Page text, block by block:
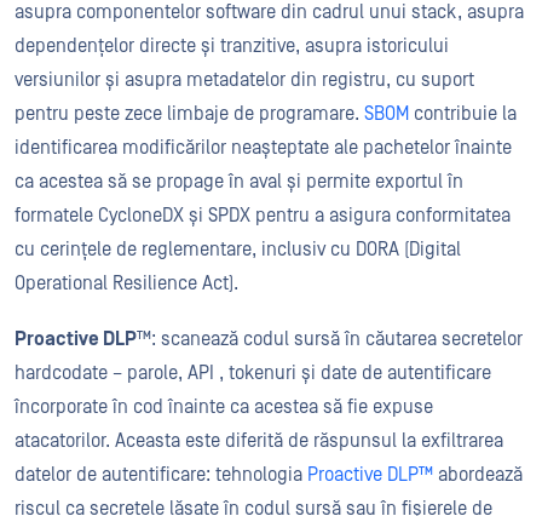
asupra componentelor software din cadrul unui stack, asupra
dependențelor directe și tranzitive, asupra istoricului
versiunilor și asupra metadatelor din registru, cu suport
pentru peste zece limbaje de programare. SBOM contribuie la
identificarea modificărilor neașteptate ale pachetelor înainte
ca acestea să se propage în aval și permite exportul în
formatele CycloneDX și SPDX pentru a asigura conformitatea
cu cerințele de reglementare, inclusiv cu DORA (Digital
Operational Resilience Act).
Proactive DLP™: scanează codul sursă în căutarea secretelor
hardcodate – parole, API , tokenuri și date de autentificare
încorporate în cod înainte ca acestea să fie expuse
atacatorilor. Aceasta este diferită de răspunsul la exfiltrarea
datelor de autentificare: tehnologia Proactive DLP™ abordează
riscul ca secretele lăsate în codul sursă sau în fișierele de